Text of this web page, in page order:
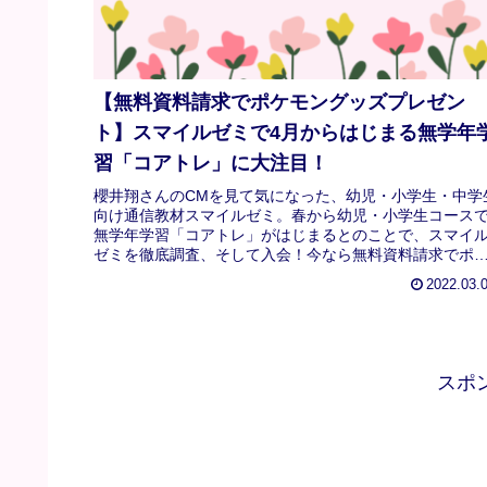
【無料資料請求でポケモングッズプレゼン
ト】スマイルゼミで4月からはじまる無学年
習「コアトレ」に大注目！
櫻井翔さんのCMを見て気になった、幼児・小学生・中学
向け通信教材スマイルゼミ。春から幼児・小学生コース
無学年学習「コアトレ」がはじまるとのことで、スマイ
ゼミを徹底調査、そして入会！今なら無料資料請求でポケ
スポ